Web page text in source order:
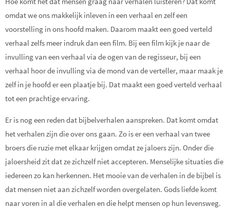
omdat we ons makkelijk inleven in een verhaal en zelf een
voorstelling in ons hoofd maken. Daarom maakt een goed verteld
verhaal zelfs meer indruk dan een film. Bij een film kijk je naar de
invulling van een verhaal via de ogen van de regisseur, bij een
verhaal hoor de invulling via de mond van de verteller, maar maak je
zelf in je hoofd er een plaatje bij. Dat maakt een goed verteld verhaal
tot een prachtige ervaring.
Er is nog een reden dat bijbelverhalen aanspreken. Dat komt omdat
het verhalen zijn die over ons gaan. Zo is er een verhaal van twee
broers die ruzie met elkaar krijgen omdat ze jaloers zijn. Onder die
jaloersheid zit dat ze zichzelf niet accepteren. Menselijke situaties die
iedereen zo kan herkennen. Het mooie van de verhalen in de bijbel is
dat mensen niet aan zichzelf worden overgelaten. Gods liefde komt
naar voren in al die verhalen en die helpt mensen op hun levensweg.